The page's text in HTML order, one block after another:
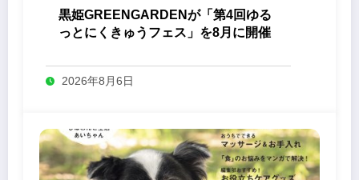
黒姫GREENGARDENが「第4回ゆる
っとにくきゅうフェス」を8月に開催
2026年8月6日